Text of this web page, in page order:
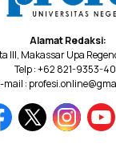
Alamat Redaksi:
III, Makassar Upa
Telp : +62 821-9353-
mail :